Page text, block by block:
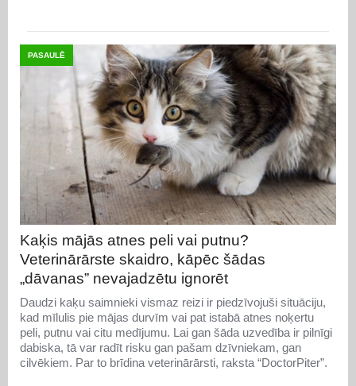
PASAULĒ
Kaķis mājās atnes peli vai putnu?
Veterinārārste skaidro, kāpēc šādas
„dāvanas” nevajadzētu ignorēt
Daudzi kaķu saimnieki vismaz reizi ir piedzīvojuši situāciju,
kad mīlulis pie mājas durvīm vai pat istabā atnes noķertu
peli, putnu vai citu medījumu. Lai gan šāda uzvedība ir pilnīgi
dabiska, tā var radīt risku gan pašam dzīvniekam, gan
cilvēkiem. Par to brīdina veterinārārsti, raksta “DoctorPiter”.